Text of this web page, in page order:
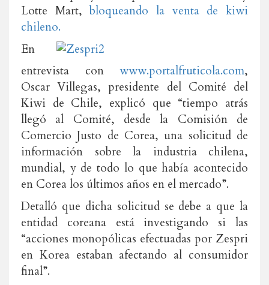
Lotte Mart,bloqueando la venta de kiwi
chileno.
En
entrevista con www.portalfruticola.com,
Oscar Villegas, presidente del Comité del
Kiwi de Chile, explicó que “tiempo atrás
llegó al Comité, desde la Comisión de
Comercio Justo de Corea, una solicitud de
información sobre la industria chilena,
mundial, y de todo lo que había acontecido
en Corea los últimos años en el mercado”.
Detalló que dicha solicitud se debe a que la
entidad coreana está investigando si las
“acciones monopólicas efectuadas por Zespri
en Korea estaban afectando al consumidor
final”.